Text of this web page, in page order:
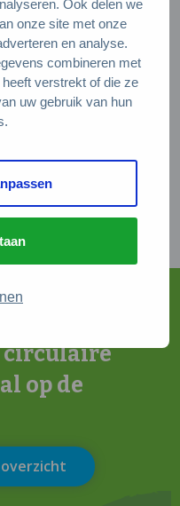
Ook delen we
onze site met onze
en analyse.
combineren met
verstrekt of die ze
uw gebruik van hun
een stukje
bij producten
is om
na een
her
aan
wel hetzelfde
duurder te zijn!
circulaire
op de